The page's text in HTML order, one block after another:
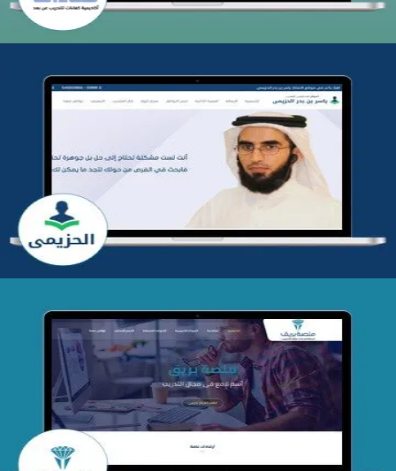
تطوير موقع المدرب ياسر الحزيمي
التفاصيل
تصميم منصة بريق
التفاصيل